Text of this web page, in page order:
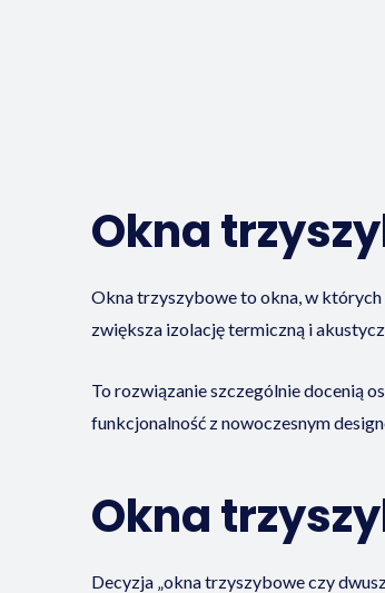
Okna
Okna trzyszybowe to okna, w których
zwiększa izolację termiczną i
To rozwiązanie szczególnie docenią
funkcjonalność z nowoczesnym
Okna
Decyzja „okna trzyszybowe czy